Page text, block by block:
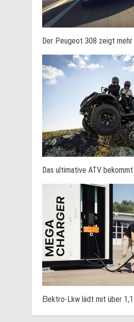
Der Peugeot 308 zeigt mehr
Das ultimative ATV
Elektro-Lkw lädt mit über